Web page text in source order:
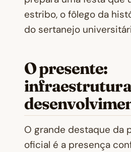
estribo, o fôlego da
do sertanejo
O presente:
O grande destaque da
oficial é a presença